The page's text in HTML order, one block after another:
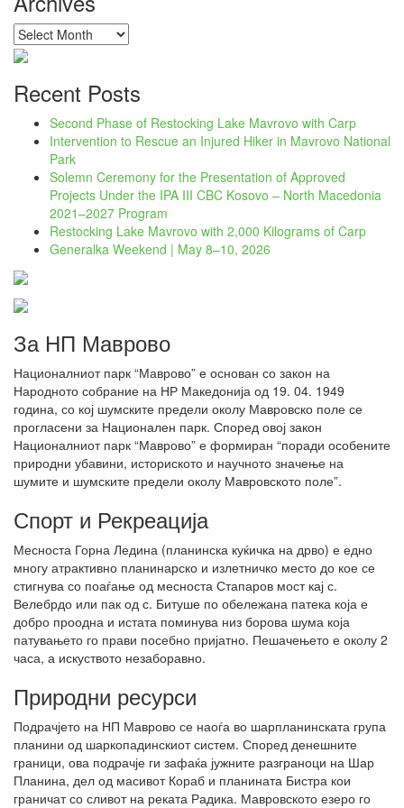
Archives
Recent Posts
Second Phase of Restocking Lake Mavrovo with Carp
Intervention to Rescue an Injured Hiker in Mavrovo National
Park
Solemn Ceremony for the Presentation of Approved
Projects Under the IPA III CBC Kosovo – North Macedonia
2021–2027 Program
Restocking Lake Mavrovo with 2,000 Kilograms of Carp
Generalka Weekend | May 8–10, 2026
За НП Маврово
Националниот парк “Маврово” е основан со закон на
Народното собрание на НР Македонија од 19. 04. 1949
година, со кој шумските предели околу Мавровско поле се
прогласени за Национален парк. Според овој закон
Националниот парк “Маврово” е формиран “поради особените
природни убавини, историското и научното значење на
шумите и шумските предели околу Мавровското поле”.
Спорт и Рекреација
Месноста Горна Ледина (планинска куќичка на дрво) е едно
многу атрактивно планинарско и излетничко место до кое се
стигнува со поаѓање од месноста Стапаров мост кај с.
Велебрдо или пак од с. Битуше по обележана патека која е
добро проодна и истата поминува низ борова шума која
патувањето го прави посебно пријатно. Пешачењето е околу 2
часа, а искуството незаборавно.
Природни ресурси
Подрачјето на НП Маврово се наоѓа во шарпланинската група
планини од шаркопадинскиот систем. Според денешните
граници, ова подрачје ги зафаќа јужните разграноци на Шар
Планина, дел од масивот Кораб и планината Бистра кои
граничат со сливот на реката Радика. Мавровското езеро го